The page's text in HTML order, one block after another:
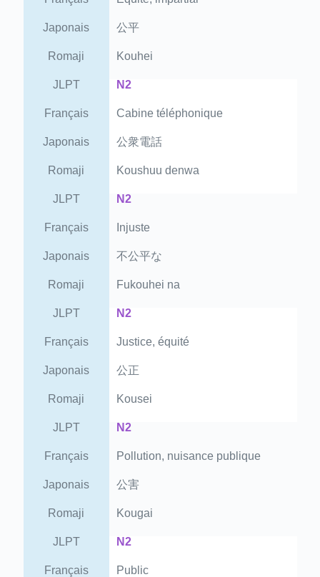
Japonais 公平
Romaji Kouhei
JLPT N2
Français Cabine téléphonique
Japonais 公衆電話
Romaji Koushuu denwa
JLPT N2
Français Injuste
Japonais 不公平な
Romaji Fukouhei na
JLPT N2
Français Justice, équité
Japonais 公正
Romaji Kousei
JLPT N2
Français Pollution, nuisance publique
Japonais 公害
Romaji Kougai
JLPT N2
Français Public